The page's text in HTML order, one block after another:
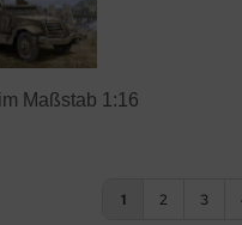
Maßstab 1:16
1 2 3